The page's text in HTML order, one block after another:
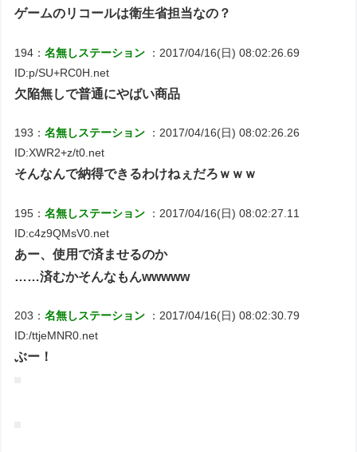
ゲームのリコールは衛生省担当なの？
194：名無しステーション
：2017/04/16(日) 08:02:26.69
ID:p/SU+RC0H.net
欠陥無しで普通にやばい商品
193：名無しステーション
：2017/04/16(日) 08:02:26.26
ID:XWR2+z/t0.net
そんなんで納得できるわけねぇだろｗｗｗ
195：名無しステーション
：2017/04/16(日) 08:02:27.11
ID:c4z9QMsV0.net
あー、使用で済ませるのか
……済むかそんなもんwwwww
203：名無しステーション
：2017/04/16(日) 08:02:30.79
ID:/ttjeMNR0.net
ぶー！